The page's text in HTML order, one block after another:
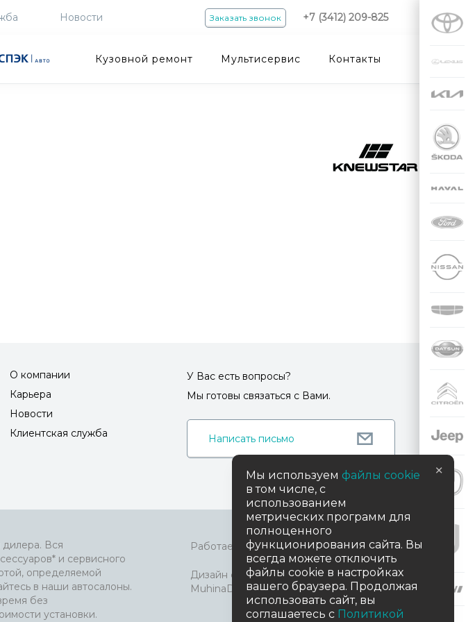
Заказать звонок +7 (3412) 209-825
Новости
Кузовной ремонт Мультисервис Контакты
О компании
Карьера
Новости
Клиентская служба
У Вас есть вопросы?
Мы готовы связаться с Вами.
Написать письмо
дилера. Вся
и сервисного
определяемой
в наши автосалоны.
без
установки.
Работает на технологияхTradeDealer.ru
Дизайн сайта
MuhinaDesign
© 2026 АСПЭК-Авто
Мы используем файлы cookie
в том числе, с
использованием
метрических программ для
полноценного
функционирования сайта. Вы
всегда можете отключить
файлы cookie в настройках
вашего браузера. Продолжая
использовать сайт, вы
соглашаетесь с Политикой
×